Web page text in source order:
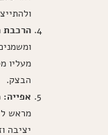
הרכבת
מעליו
הבצק.
אפייה:
יציבה